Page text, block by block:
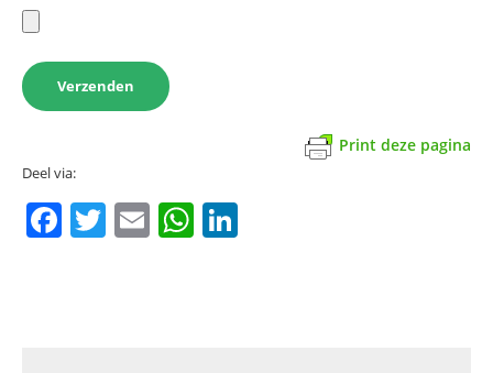
Print deze pagina
Deel via:
Facebook
Twitter
EmailWhatsApp